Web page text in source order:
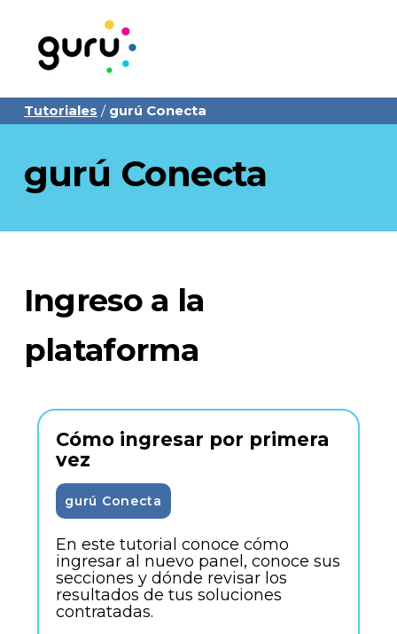
Tutoriales / gurú Conecta
gurú Conecta
Ingreso a la
plataforma
Cómo ingresar por primera
vez
gurú Conecta
En este tutorial conoce cómo
ingresar al nuevo panel, conoce sus
secciones y dónde revisar los
resultados de tus soluciones
contratadas.